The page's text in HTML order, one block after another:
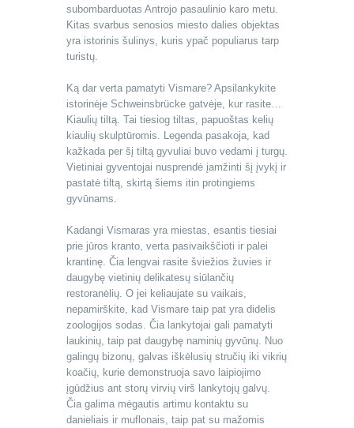
subombarduotas Antrojo pasaulinio karo metu.
Kitas svarbus senosios miesto dalies objektas
yra istorinis šulinys, kuris ypač populiarus tarp
turistų.
Ką dar verta pamatyti Vismare? Apsilankykite
istorinėje Schweinsbrücke gatvėje, kur rasite…
Kiaulių tiltą. Tai tiesiog tiltas, papuoštas kelių
kiaulių skulptūromis. Legenda pasakoja, kad
kažkada per šį tiltą gyvuliai buvo vedami į turgų.
Vietiniai gyventojai nusprendė įamžinti šį įvykį ir
pastatė tiltą, skirtą šiems itin protingiems
gyvūnams.
Kadangi Vismaras yra miestas, esantis tiesiai
prie jūros kranto, verta pasivaikščioti ir palei
krantinę. Čia lengvai rasite šviežios žuvies ir
daugybę vietinių delikatesų siūlančių
restoranėlių. O jei keliaujate su vaikais,
nepamirškite, kad Vismare taip pat yra didelis
zoologijos sodas. Čia lankytojai gali pamatyti
laukinių, taip pat daugybę naminių gyvūnų. Nuo
galingų bizonų, galvas iškėlusių stručių iki vikrių
koačių, kurie demonstruoja savo laipiojimo
įgūdžius ant storų virvių virš lankytojų galvų.
Čia galima mėgautis artimu kontaktu su
danieliais ir muflonais, taip pat su mažomis